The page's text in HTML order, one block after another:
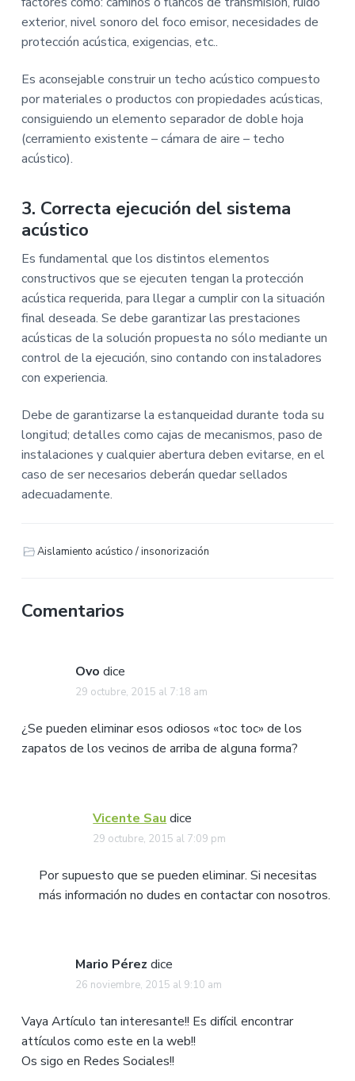
exterior, nivel sonoro del foco emisor, necesidades de
protección acústica, exigencias, etc..
Es aconsejable construir un techo acústico compuesto
por materiales o productos con propiedades acústicas,
consiguiendo un elemento separador de doble hoja
(cerramiento existente – cámara de aire – techo
acústico).
3. Correcta ejecución del sistema
acústico
Es fundamental que los distintos elementos
constructivos que se ejecuten tengan la protección
acústica requerida, para llegar a cumplir con la situación
final deseada. Se debe garantizar las prestaciones
acústicas de la solución propuesta no sólo mediante un
control de la ejecución, sino contando con instaladores
con experiencia.
Debe de garantizarse la estanqueidad durante toda su
longitud; detalles como cajas de mecanismos, paso de
instalaciones y cualquier abertura deben evitarse, en el
caso de ser necesarios deberán quedar sellados
adecuadamente.
Aislamiento acústico / insonorización
Comentarios
Ovo dice
29 octubre, 2015 al 7:18 am
¿Se pueden eliminar esos odiosos «toc toc» de los
zapatos de los vecinos de arriba de alguna forma?
Vicente Sau dice
29 octubre, 2015 al 7:09 pm
Por supuesto que se pueden eliminar. Si necesitas
más información no dudes en contactar con nosotros.
Mario Pérez dice
26 noviembre, 2015 al 9:10 am
Vaya Artículo tan interesante!! Es difícil encontrar
attículos como este en la web!!
Os sigo en Redes Sociales!!